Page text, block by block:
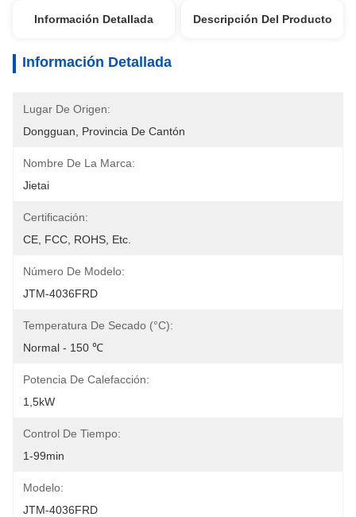
Información Detallada Descripción Del Producto
Información Detallada
Lugar De Origen:
Dongguan, Provincia De Cantón
Nombre De La Marca:
Jietai
Certificación:
CE, FCC, ROHS, Etc.
Número De Modelo:
JTM-4036FRD
Temperatura De Secado (°C):
Normal - 150 ℃
Potencia De Calefacción:
1,5kW
Control De Tiempo:
1-99min
Modelo:
JTM-4036FRD